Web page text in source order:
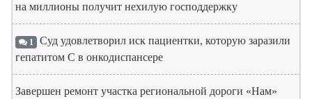
на миллионы получит нехилую господдержку
1 Суд удовлетворил иск пациентки, которую заразили
гепатитом С в онкодиспансере
Завершен ремонт участка региональной дороги «Нам»